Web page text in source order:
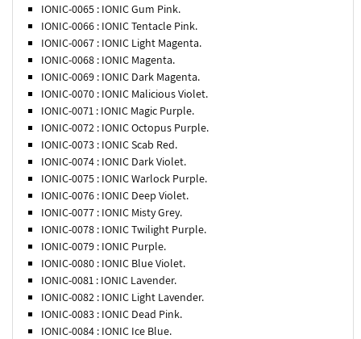
IONIC-0065 : IONIC Gum Pink.
IONIC-0066 : IONIC Tentacle Pink.
IONIC-0067 : IONIC Light Magenta.
IONIC-0068 : IONIC Magenta.
IONIC-0069 : IONIC Dark Magenta.
IONIC-0070 : IONIC Malicious Violet.
IONIC-0071 : IONIC Magic Purple.
IONIC-0072 : IONIC Octopus Purple.
IONIC-0073 : IONIC Scab Red.
IONIC-0074 : IONIC Dark Violet.
IONIC-0075 : IONIC Warlock Purple.
IONIC-0076 : IONIC Deep Violet.
IONIC-0077 : IONIC Misty Grey.
IONIC-0078 : IONIC Twilight Purple.
IONIC-0079 : IONIC Purple.
IONIC-0080 : IONIC Blue Violet.
IONIC-0081 : IONIC Lavender.
IONIC-0082 : IONIC Light Lavender.
IONIC-0083 : IONIC Dead Pink.
IONIC-0084 : IONIC Ice Blue.